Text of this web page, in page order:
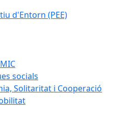
d'Entorn (PEE)
socials
Solitaritat i Cooperació